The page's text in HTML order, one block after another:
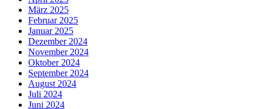
März 2025
Februar 2025
Januar 2025
Dezember 2024
November 2024
Oktober 2024
September 2024
August 2024
Juli 2024
Juni 2024